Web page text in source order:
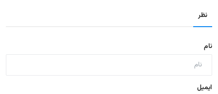
نظر
نام
ایمیل